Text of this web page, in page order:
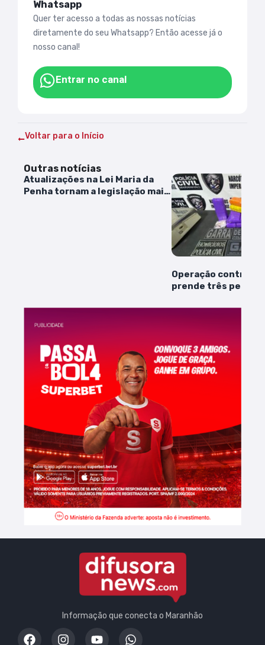
Whatsapp
Quer ter acesso a todas as nossas notícias
diretamente do seu Whatsapp? Então acesse já o
nosso canal!
Entrar no canal
Voltar para o Início
Outras notícias
Atualizações na Lei Maria da
Penha tornam a legislação mais
Operação contra o
prende três
Informação que conecta o Maranhão